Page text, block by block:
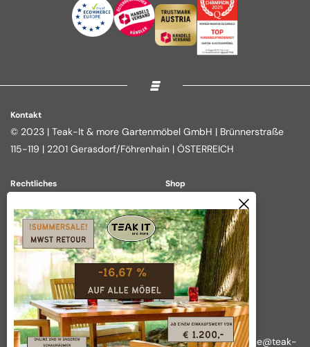
Kontakt
© 2023 | Teak-It & more Gartenmöbel GmbH | Brünnerstraße
115-119 | 2201 Gerasdorf/Föhrenhain | ÖSTERREICH
Rechtliches
Datenschutz
AGB
Widerrufsbelehrung
Vertrag widerrufen
Shop
Essgruppen
Outdoor Kitchen
Tische
Über das Unternehmen
Wir nehmen Ihre Anliegen ernst!
Rückfragen, Reklamationen und sonstige Anliegen:office@teak-